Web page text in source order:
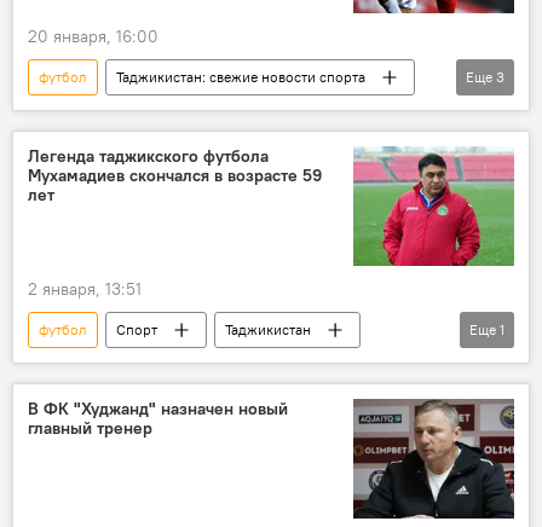
20 января, 16:00
футбол
Таджикистан: свежие новости спорта
Таджикистан
Россия Спорт
Еще 3
Легенда таджикского футбола
Мухамадиев скончался в возрасте 59
лет
2 января, 13:51
футбол Спорт
Таджикистан
Таджикистан: свежие новости спорта
Еще 1
В ФК "Худжанд" назначен новый
главный тренер